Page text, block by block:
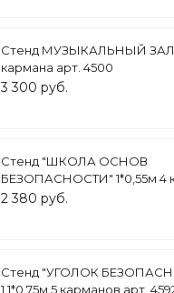
Стенд МУЗЫКАЛЬНЫЙ ЗАЛ
кармана арт. 4500
3 300 руб.
Стенд "ШКОЛА ОСНОВ
БЕЗОПАСНОСТИ" 1*0,55м 4
4312
2 380 руб.
Стенд "УГОЛОК
1,1*0,75м 5 карманов арт.